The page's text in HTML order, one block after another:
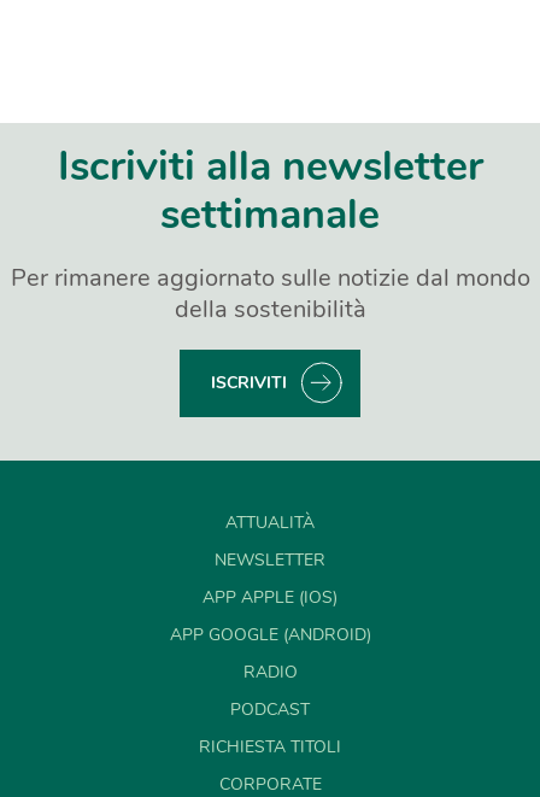
Iscriviti alla newsletter
settimanale
Per rimanere aggiornato sulle notizie dal mondo
della sostenibilità
ISCRIVITI
ATTUALITÀ
NEWSLETTER
APP APPLE (IOS)
APP GOOGLE (ANDROID)
RADIO
PODCAST
RICHIESTA TITOLI
CORPORATE